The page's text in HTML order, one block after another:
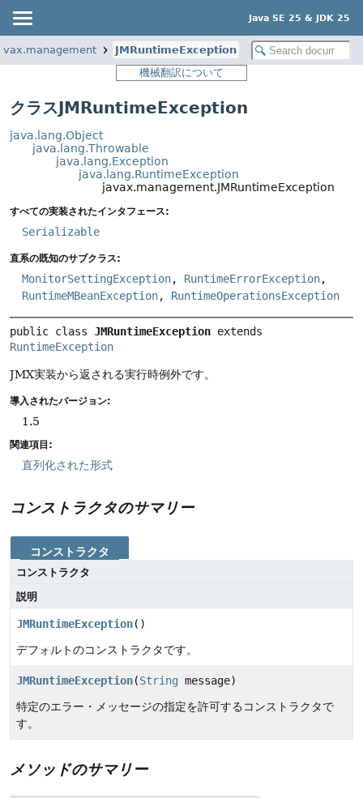
Java SE 25 & JDK 25
JMRuntimeException
機械翻訳について
クラスJMRuntimeException
java.lang.Object
java.lang.Throwable
java.lang.Exception
java.lang.RuntimeException
javax.management.JMRuntimeException
すべての実装されたインタフェース:
Serializable
直系の既知のサブクラス:
MonitorSettingException, RuntimeErrorException,
RuntimeMBeanException, RuntimeOperationsException
public class JMRuntimeException
RuntimeException
JMX実装から返される実行時例外です。
導入されたバージョン:
1.5
関連項目:
直列化された形式
コンストラクタのサマリー
コンストラクタ
コンストラクタ
説明
JMRuntimeException()
デフォルトのコンストラクタです。
JMRuntimeException(String message)
特定のエラー・メッセージの指定を許可するコンストラクタで
す。
メソッドのサマリー